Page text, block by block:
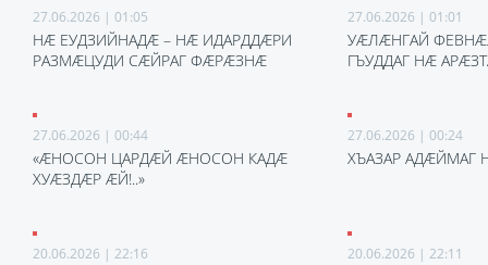
27.06.2026 | 01:05
НÆ ЕУДЗИЙНАДÆ – НÆ ИДАРДДÆРИ
РАЗМÆЦУДИ СÆЙРАГ ФÆРÆЗНÆ
27.06.2026 | 01:01
УÆЛÆНГАЙ
ГЪУДДАГ НÆ
27.06.2026 | 00:44
«ÆНОСОН ЦАРДÆЙ ÆНОСОН КАДÆ
ХУÆЗДÆР ÆЙ!..»
27.06.2026 | 00:24
ХЪАЗАР АДÆЙМАГ
20.06.2026 | 22:16 20.06.2026 | 22:11